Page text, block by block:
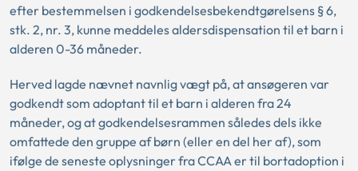
efter bestemmelsen i godkendelsesbekendtgørelsens § 6,
stk. 2, nr. 3, kunne meddeles aldersdispensation til et barn i
alderen 0-36 måneder.
Herved lagde nævnet navnlig vægt på, at ansøgeren var
godkendt som adoptant til et barn i alderen fra 24
måneder, og at godkendelsesrammen således dels ikke
omfattede den gruppe af børn (eller en del her af), som
ifølge de seneste oplysninger fra CCAA er til bortadoption i